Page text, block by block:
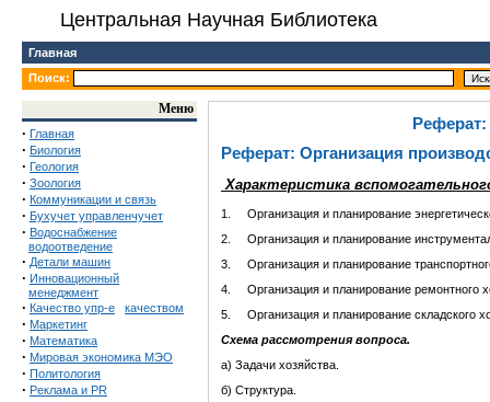
Центральная Научная Библиотека
Главная
Поиск:
Меню
· Главная
· Биология
· Геология
· Зоология
· Коммуникации и связь
· Бухучет управленчучет
· Водоснабжение
водоотведение
· Детали машин
· Инновационный
менеджмент
· Качество упр-е качеством
· Маркетинг
· Математика
· Мировая экономика МЭО
· Политология
· Реклама и PR
Реферат:
Реферат: Организация
Характеристика
1. Организация и планирование
2. Организация и планирование
3. Организация и планирование
4. Организация и планирование ремонтного
5. Организация и планирование складского
Схема рассмотрения вопроса.
а) Задачи хозяйства.
б) Структура.